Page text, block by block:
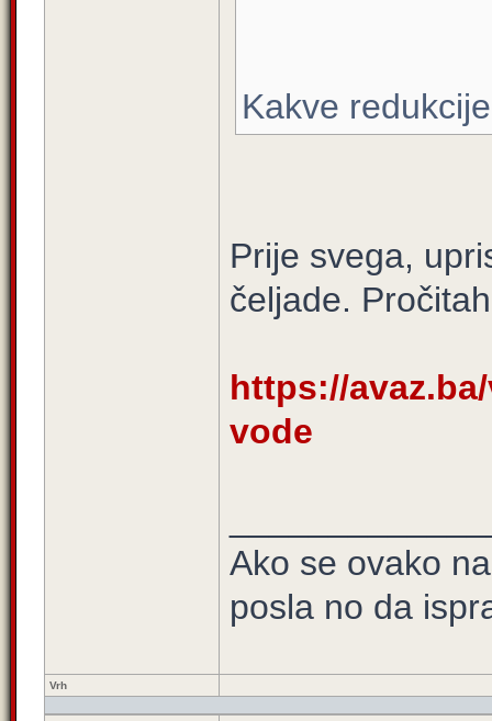
Kakve
Prije svega,
čeljade.
https://
vode
Ako se ovako
posla no da
Vrh